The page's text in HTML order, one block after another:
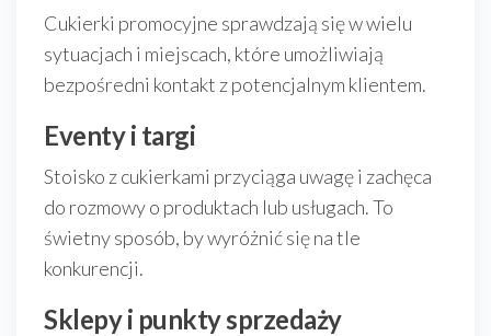
Cukierki promocyjne sprawdzają się w wielu
sytuacjach i miejscach, które umożliwiają
bezpośredni kontakt z potencjalnym klientem.
Eventy i targi
Stoisko z cukierkami przyciąga uwagę i zachęca
do rozmowy o produktach lub usługach. To
świetny sposób, by wyróżnić się na tle
konkurencji.
Sklepy i punkty sprzedaży